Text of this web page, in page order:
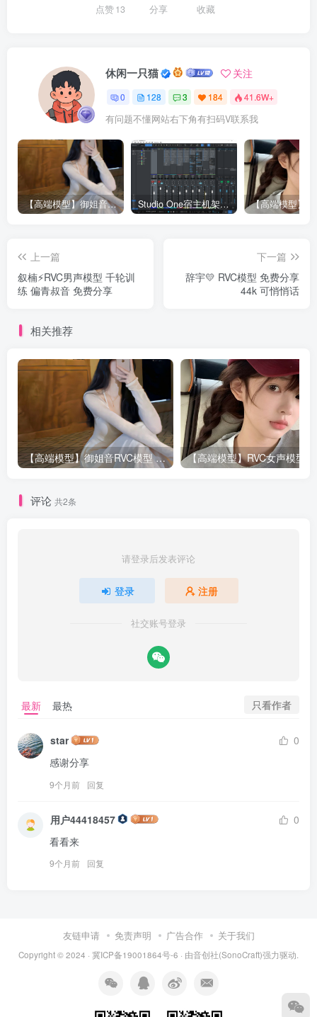
点赞13 分享 收藏
休闲一只猫 关注
0 128 3 184 41.6W+
有问题不懂网站右下角有扫码V联系我
【高端模型】御姐音RVC模型 多个精品模型合并 支持唱歌 Studio One宿主机架精调效果-已设置RVC接入接口（包含插件包）
上一篇
叙楠⚡️RVC男声模型 千轮训
练 偏青叔音 免费分享
下一篇
辞宇💛 RVC模型 免费分享
44k 可悄悄话
相关推荐
【高端模型】御姐音RVC模型 多个精品模型合并 支持唱歌
评论 共2条
请登录后发表评论
登录 注册
社交账号登录
最新 最热 只看作者
star
0
感谢分享
9个月前 回复
用户44418457
0
看看来
9个月前 回复
友链申请 免责声明 广告合作 关于我们
Copyright © 2024 · 冀ICP备19001864号-6 · 由音创社(SonoCraft)强力驱动.